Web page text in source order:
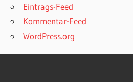
Eintrags-Feed
Kommentar-Feed
WordPress.org